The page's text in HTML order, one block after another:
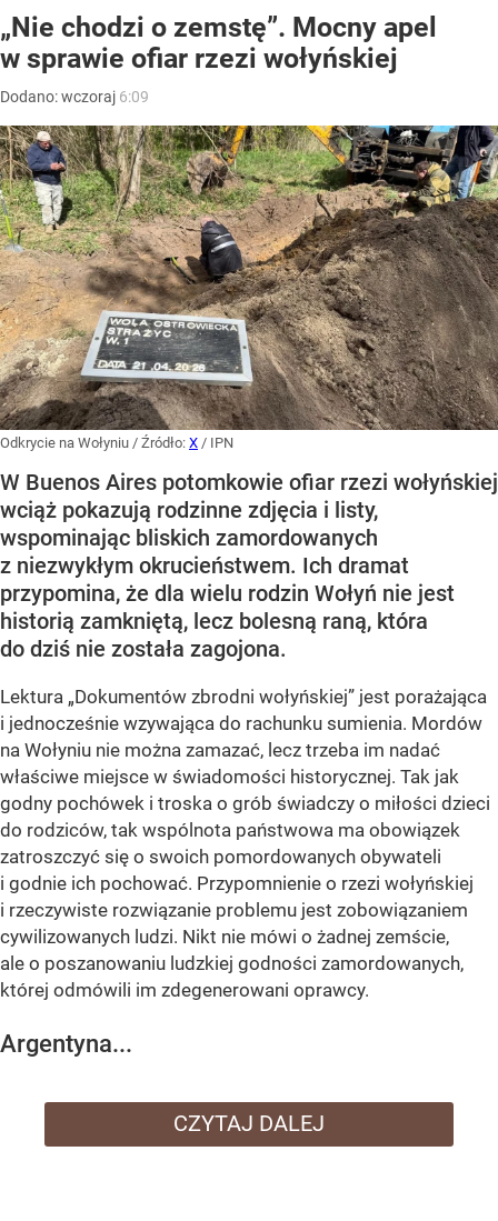
„Nie chodzi o zemstę”. Mocny apel
w sprawie ofiar rzezi wołyńskiej
Dodano:wczoraj 6:09
Odkrycie na Wołyniu / Źródło: X / IPN
W Buenos Aires potomkowie ofiar rzezi wołyńskiej
wciąż pokazują rodzinne zdjęcia i listy,
wspominając bliskich zamordowanych
z niezwykłym okrucieństwem. Ich dramat
przypomina, że dla wielu rodzin Wołyń nie jest
historią zamkniętą, lecz bolesną raną, która
do dziś nie została zagojona.
Lektura „Dokumentów zbrodni wołyńskiej” jest porażająca
i jednocześnie wzywająca do rachunku sumienia. Mordów
na Wołyniu nie można zamazać, lecz trzeba im nadać
właściwe miejsce w świadomości historycznej. Tak jak
godny pochówek i troska o grób świadczy o miłości dzieci
do rodziców, tak wspólnota państwowa ma obowiązek
zatroszczyć się o swoich pomordowanych obywateli
i godnie ich pochować. Przypomnienie o rzezi wołyńskiej
i rzeczywiste rozwiązanie problemu jest zobowiązaniem
cywilizowanych ludzi. Nikt nie mówi o żadnej zemście,
ale o poszanowaniu ludzkiej godności zamordowanych,
której odmówili im zdegenerowani oprawcy.
Argentyna...
CZYTAJ DALEJ